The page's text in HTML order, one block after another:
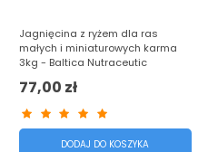
Jagnięcina z ryżem dla ras
małych i miniaturowych karma
3kg - Baltica Nutraceutic
77,00 zł
DODAJ DO KOSZYKA